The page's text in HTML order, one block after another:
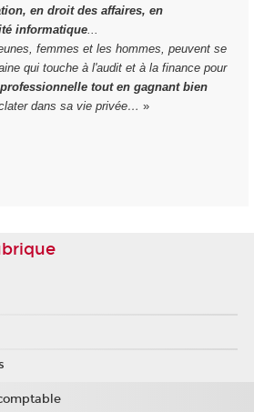
en droit des affaires, en
informatique...
femmes et les hommes, peuvent se
qui touche à l'audit et à la finance pour
tout en gagnant bien
dans sa vie privée… »